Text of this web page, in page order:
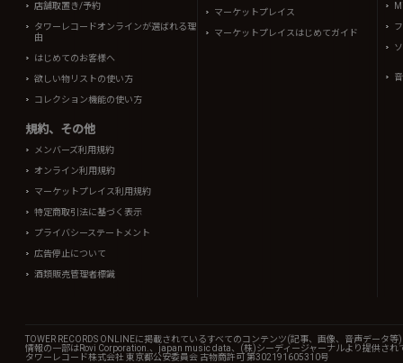
店舗取置き/予約
タワーレコードオンラインが選ばれる理
由
はじめてのお客様へ
欲しい物リストの使い方
コレクション機能の使い方
規約、その他
メンバーズ利用規約
オンライン利用規約
マーケットプレイス利用規約
特定商取引法に基づく表示
プライバシーステートメント
広告停止について
酒類販売管理者標識
マーケットプレイス
マーケットプレイスはじめてガイド
TOWER RECORDS ONLINEに掲載されているすべてのコンテンツ(記事、画像、音声データ
情報の一部はRovi Corporation.、japan music data、(株)シーディージャーナルより提供され
タワーレコード株式会社 東京都公安委員会 古物商許可 第302191605310号